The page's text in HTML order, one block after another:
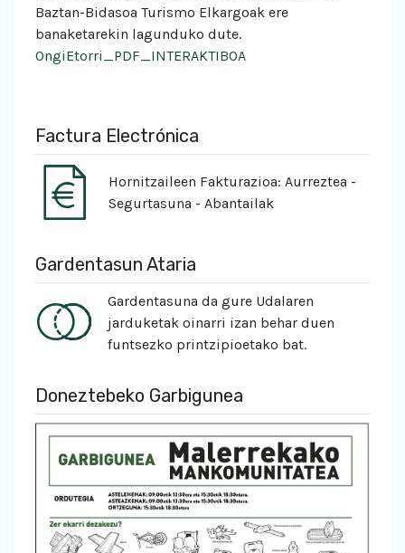
Baztan-Bidasoa Turismo Elkargoak ere
banaketarekin lagunduko dute.
OngiEtorri_PDF_INTERAKTIBOA
Factura Electrónica
Hornitzaileen Fakturazioa: Aurreztea -
Segurtasuna - Abantailak
Gardentasun Ataria
Gardentasuna da gure Udalaren
jarduketak oinarri izan behar duen
funtsezko printzipioetako bat.
Doneztebeko Garbigunea